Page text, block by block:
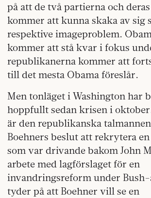
på att de två partierna och
kommer att kunna skaka av sig
respektive imageproblem.
kommer att stå kvar i fokus
republikanerna kommer att
till det mesta Obama föreslår.
Men tonläget i Washington har
hoppfullt sedan krisen i
är den republikanska
Boehners beslut att rekrytera
som var drivande bakom John
arbete med lagförslaget för en
invandringsreform under
tyder på att Boehner vill se en